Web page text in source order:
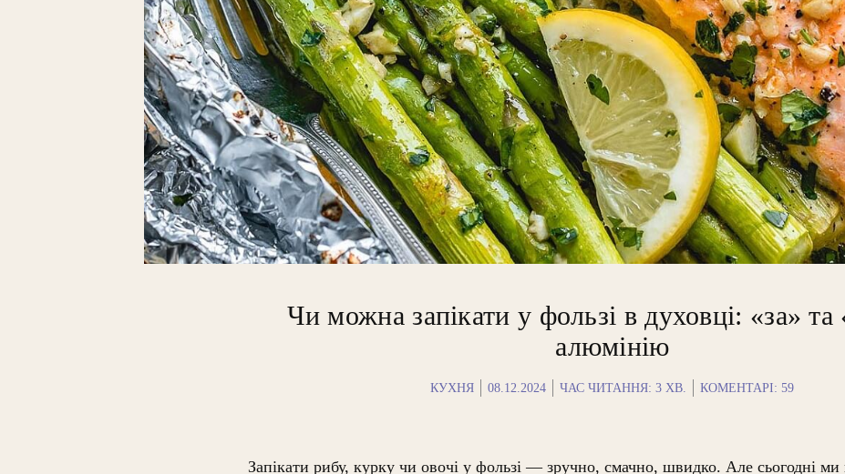
Чи можна запікати у фользі в духовці: «за» та
алюмінію
КУХНЯ 08.12.2024 ЧАС ЧИТАННЯ:3 ХВ. КОМЕНТАРІ: 59
Запікати рибу, курку чи овочі у фользі — зручно, смачно, швидко. Але сьогодні ми